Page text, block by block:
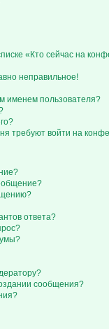
«Кто сейчас на
неправильное!
именем пользователя?
требуют войти на
ответа?
сообщения?